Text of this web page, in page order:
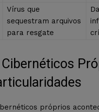
Vírus que
sequestram arquivos
para resgate
próprios